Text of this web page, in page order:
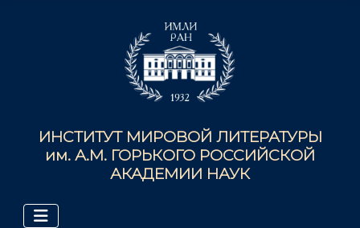
ИНСТИТУТ МИРОВОЙ ЛИТЕРАТУРЫ
им. А.М. ГОРЬКОГО РОССИЙСКОЙ
АКАДЕМИИ НАУК